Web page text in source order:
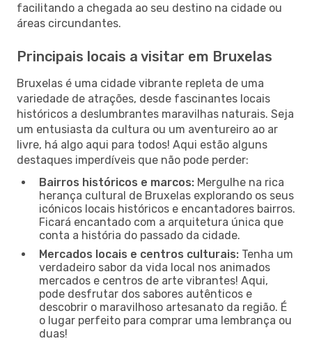
facilitando a chegada ao seu destino na cidade ou
áreas circundantes.
Principais locais a visitar em Bruxelas
Bruxelas é uma cidade vibrante repleta de uma
variedade de atrações, desde fascinantes locais
históricos a deslumbrantes maravilhas naturais. Seja
um entusiasta da cultura ou um aventureiro ao ar
livre, há algo aqui para todos! Aqui estão alguns
destaques imperdíveis que não pode perder:
Bairros históricos e marcos: Mergulhe na rica
herança cultural de Bruxelas explorando os seus
icónicos locais históricos e encantadores bairros.
Ficará encantado com a arquitetura única que
conta a história do passado da cidade.
Mercados locais e centros culturais: Tenha um
verdadeiro sabor da vida local nos animados
mercados e centros de arte vibrantes! Aqui,
pode desfrutar dos sabores autênticos e
descobrir o maravilhoso artesanato da região. É
o lugar perfeito para comprar uma lembrança ou
duas!